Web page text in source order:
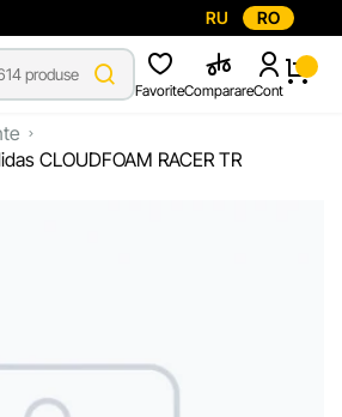
RU RO
FavoriteComparareCont
CLOUDFOAM RACER TR